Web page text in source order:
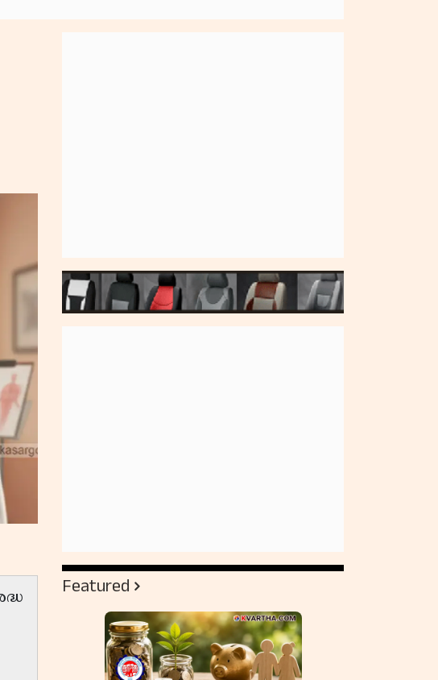
Featured